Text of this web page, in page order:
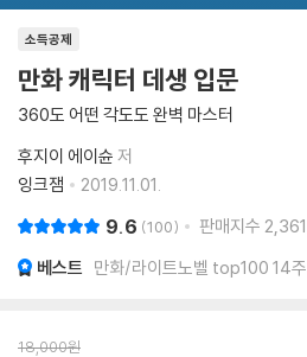
소득공제
만화 캐릭터 데생 입문
360도 어떤 각도도 완벽 마스터
후지이 에이슌 저
잉크잼
2019.11.01.
9.6 100 판매지수 2,361
베스트 만화/라이트노벨 top100 14주
18,000원